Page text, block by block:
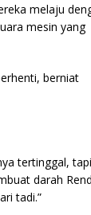
melaju
mesin yang
berniat
tertinggal, tapi
darah
tadi.”